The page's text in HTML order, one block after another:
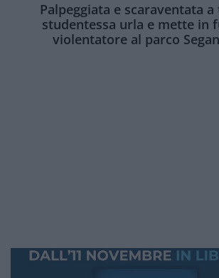
Palpeggiata e scaraventata
studentessa urla e mette in
violentatore al parco